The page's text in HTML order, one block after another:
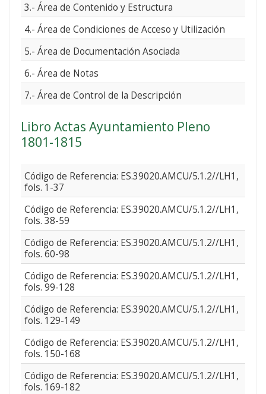
3.- Área de Contenido y Estructura
4.- Área de Condiciones de Acceso y Utilización
5.- Área de Documentación Asociada
6.- Área de Notas
7.- Área de Control de la Descripción
Libro Actas Ayuntamiento Pleno
1801-1815
Código de Referencia: ES.39020.AMCU/5.1.2//LH1,
fols. 1-37
Código de Referencia: ES.39020.AMCU/5.1.2//LH1,
fols. 38-59
Código de Referencia: ES.39020.AMCU/5.1.2//LH1,
fols. 60-98
Código de Referencia: ES.39020.AMCU/5.1.2//LH1,
fols. 99-128
Código de Referencia: ES.39020.AMCU/5.1.2//LH1,
fols. 129-149
Código de Referencia: ES.39020.AMCU/5.1.2//LH1,
fols. 150-168
Código de Referencia: ES.39020.AMCU/5.1.2//LH1,
fols. 169-182